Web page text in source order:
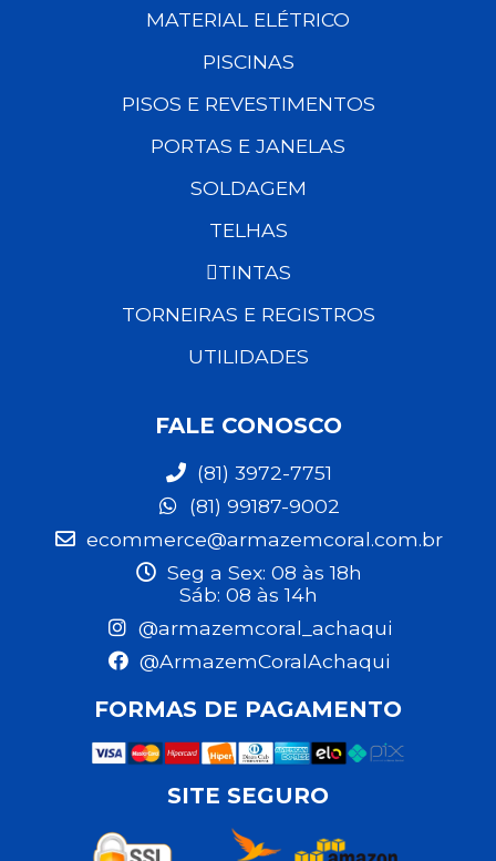
MATERIAL ELÉTRICO
PISCINAS
PISOS E REVESTIMENTOS
PORTAS E JANELAS
SOLDAGEM
TELHAS
TINTAS
TORNEIRAS E REGISTROS
UTILIDADES
FALE CONOSCO
(81) 3972-7751
(81) 99187-9002
ecommerce@armazemcoral.com.br
Seg a Sex: 08 às 18h
Sáb: 08 às 14h
@armazemcoral_achaqui
@ArmazemCoralAchaqui
FORMAS DE PAGAMENTO
SITE SEGURO